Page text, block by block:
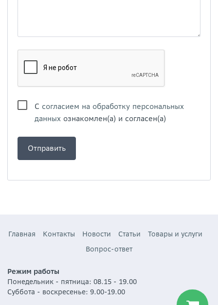
С согласием на обработку персональных
данных ознакомлен(а) и согласен(а)
Главная Контакты Новости Статьи
Товары и услуги
Вопрос-ответ
Режим работы
Понедельник - пятница: 08.15 - 19.00
Суббота - воскресенье: 9.00-19.00